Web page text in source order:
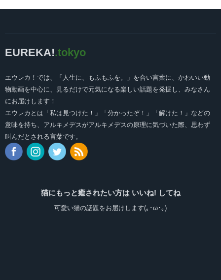
EUREKA!.tokyo
エウレカ！では、「人生に、もふもふを。」を合い言葉に、かわいい動
物動画を中心に、見るだけで元気になる楽しい話題を発掘し、みなさん
にお届けします！
エウレカとは「私は見つけた！」「分かったぞ！」「解けた！」などの
意味を持ち、アルキメデスがアルキメデスの原理に気づいた際、思わず
叫んだとされる言葉です。
猫にもっと癒されたい方は いいね! してね
可愛い猫の話題をお届けします(｡･ω･｡)